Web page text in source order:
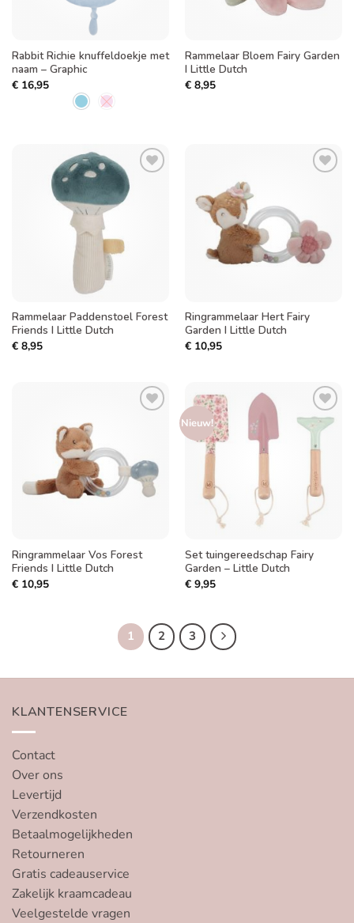
Rabbit Richie knuffeldoekje met
naam – Graphic
€16,95
Rammelaar Bloem Fairy Garden
I Little Dutch
€8,95
Toevoegen
verlanglijst
Rammelaar Paddenstoel Forest
Friends I Little Dutch
€8,95
Ringrammelaar Hert Fairy
Garden I Little Dutch
€10,95
Ringrammelaar Vos Forest
Friends I Little Dutch
€10,95
Nieuw!
Toevoegen
aan
verlanglijst
Set tuingereedschap Fairy
Garden – Little Dutch
€9,95
1 2 3
KLANTENSERVICE
Contact
Over ons
Levertijd
Verzendkosten
Betaalmogelijkheden
Retourneren
Gratis cadeauservice
Zakelijk kraamcadeau
Veelgestelde vragen